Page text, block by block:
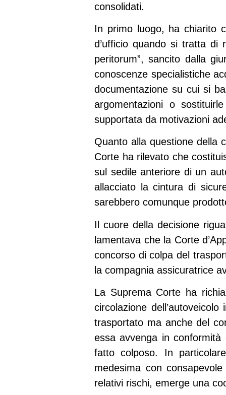
consolidati.
In primo luogo, ha chiarito
d’ufficio quando si tratta di
peritorum”, sancito dalla
conoscenze specialistiche
documentazione su cui si
argomentazioni o
supportata da motivazioni
Quanto alla questione della
Corte ha rilevato che
sul sedile anteriore di un
allacciato la cintura di
sarebbero comunque
Il cuore della decisione
lamentava che la Corte
concorso di colpa del
la compagnia assicuratrice
La Suprema Corte ha
circolazione
trasportato ma anche del
essa avvenga in conformità
fatto colposo. In
medesima con
relativi rischi, emerge una